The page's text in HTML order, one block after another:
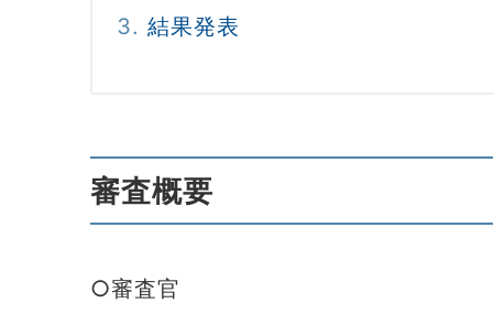
結果発表
審査概要
○審査官